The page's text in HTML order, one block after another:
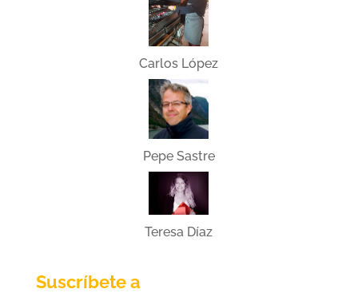
Carlos López
Pepe Sastre
Teresa Díaz
Suscríbete a